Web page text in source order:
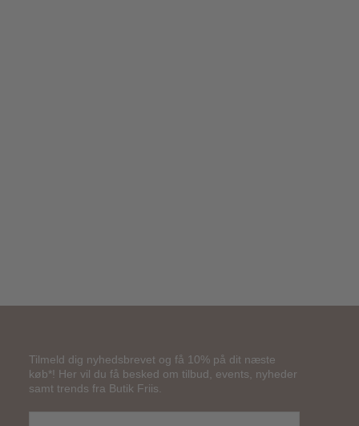
Tilmeld dig nyhedsbrevet og få 10% på dit næste
køb*! Her vil du få besked om tilbud, events, nyheder
samt trends fra Butik Friis.